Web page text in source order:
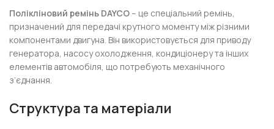
Полікліновий ремінь DAYCO – це спеціальний ремінь,
призначений для передачі крутного моменту між різними
компонентами двигуна. Він використовується для приводу
генератора, насосу охолодження, кондиціонеру та інших
елементів автомобіля, що потребують механічного
з’єднання.
Структура та матеріали